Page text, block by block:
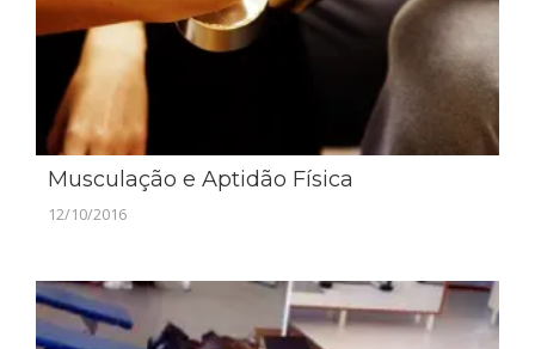
Musculação e Aptidão Física
12/10/2016